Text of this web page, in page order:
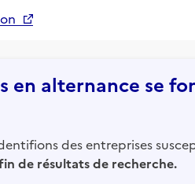
en alternance se
des entreprises
de résultats de recherche.